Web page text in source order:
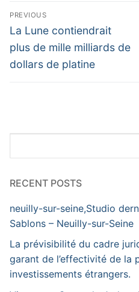
Navigation
de
l’article
PREVIOUS
Previous
post:
La Lune contiendrait
plus de mille milliards de
dollars de platine
RECENT POSTS
neuilly-sur-seine,Studio
Sablons – Neuilly-sur-Seine
La prévisibilité du cadre
garant de l’effectivité de la
investissements étrangers.